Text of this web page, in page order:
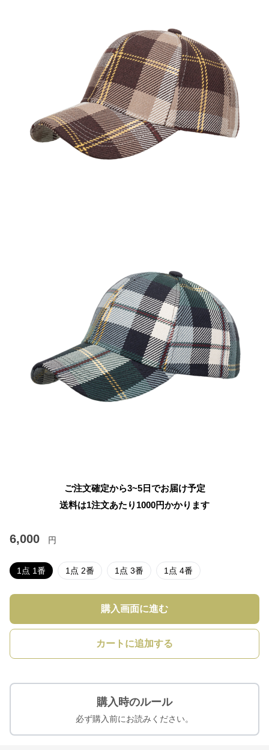
ご注文確定から3~5日でお届け予定
送料は1注文あたり 1000円かかります
6,000 円
1点 1番 1点 2番 1点 3番 1点 4番
購入画面に進む
カートに追加する
購入時のルール
必ず購入前にお読みください。